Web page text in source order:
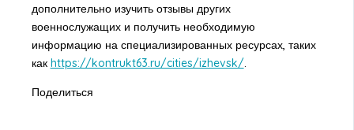
дополнительно изучить отзывы других
военнослужащих и получить необходимую
информацию на специализированных ресурсах, таких
как https://kontrukt63.ru/cities/izhevsk/.
Поделиться